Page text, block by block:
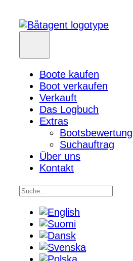
Boote kaufen
Boot verkaufen
Verkauft
Das Logbuch
Extras
Bootsbewertung
Suchauftrag
Über uns
Kontakt